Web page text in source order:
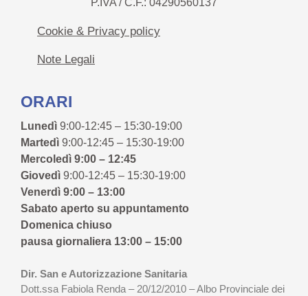
Cookie & Privacy policy
Note Legali
ORARI
Lunedì 9:00-12:45 – 15:30-19:00
Martedì 9:00-12:45 – 15:30-19:00
Mercoledì 9:00 – 12:45
Giovedì 9:00-12:45 – 15:30-19:00
Venerdì 9:00 – 13:00
Sabato aperto su appuntamento
Domenica chiuso
pausa giornaliera 13:00 – 15:00
Dir. San e Autorizzazione Sanitaria
Dott.ssa Fabiola Renda – 20/12/2010 – Albo Provinciale dei